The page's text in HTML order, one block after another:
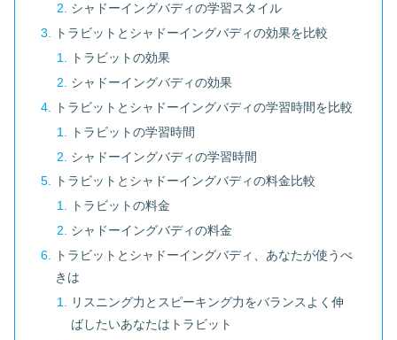
シャドーイングバディの学習スタイル
トラビットとシャドーイングバディの効果を比較
トラビットの効果
シャドーイングバディの効果
トラビットとシャドーイングバディの学習時間を比較
トラビットの学習時間
シャドーイングバディの学習時間
トラビットとシャドーイングバディの料金比較
トラビットの料金
シャドーイングバディの料金
トラビットとシャドーイングバディ、あなたが使うべ
きは
リスニング力とスピーキング力をバランスよく伸
ばしたいあなたはトラビット